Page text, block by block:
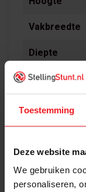
Toestemming
Deze website
We gebruiken
personaliseren,
Vakbreedte
Diepte
Aantal
Wat is
Basisvak Stow